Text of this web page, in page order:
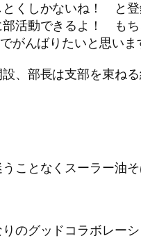
くしかないね！ と
活動できるよ！ も
がんばりたいと思いま
、部長は支部を束ね
ことなくスーラー油
のグッドコラボレー